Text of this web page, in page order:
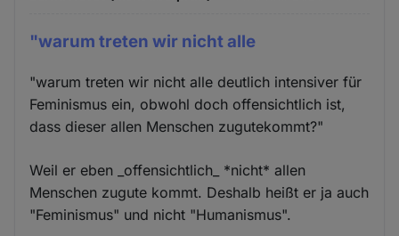
"warum treten wir nicht alle
"warum treten wir nicht alle deutlich intensiver für
Feminismus ein, obwohl doch offensichtlich ist,
dass dieser allen Menschen zugutekommt?"
Weil er eben _offensichtlich_ *nicht* allen
Menschen zugute kommt. Deshalb heißt er ja auch
"Feminismus" und nicht "Humanismus".